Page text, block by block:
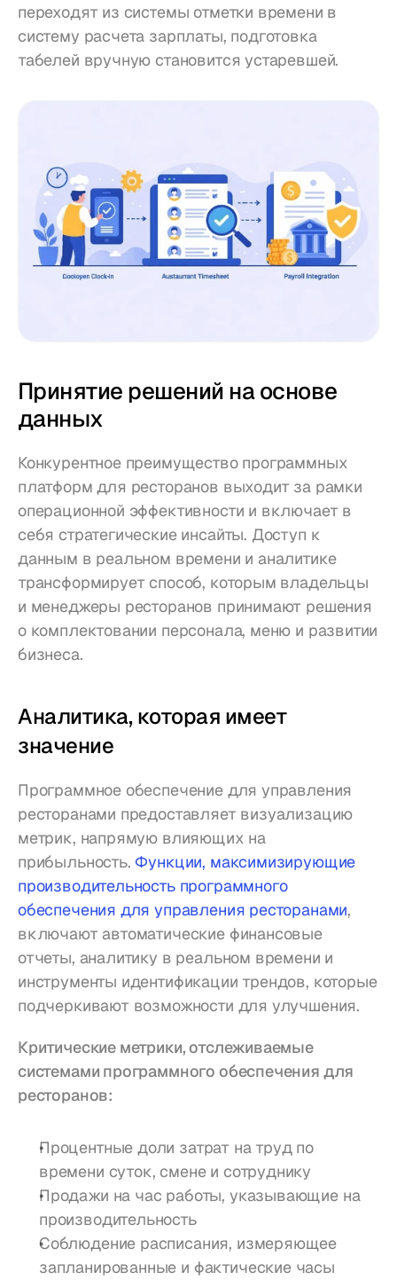
переходят из системы отметки времени в
систему расчета зарплаты, подготовка
табелей вручную становится устаревшей.
Принятие решений на основе
данных
Конкурентное преимущество программных
платформ для ресторанов выходит за рамки
операционной эффективности и включает в
себя стратегические инсайты. Доступ к
данным в реальном времени и аналитике
трансформирует способ, которым владельцы
и менеджеры ресторанов принимают решения
о комплектовании персонала, меню и развитии
бизнеса.
Аналитика, которая имеет
значение
Программное обеспечение для управления
ресторанами предоставляет визуализацию
метрик, напрямую влияющих на
прибыльность. Функции, максимизирующие
производительность программного
обеспечения для управления ресторанами,
включают автоматические финансовые
отчеты, аналитику в реальном времени и
инструменты идентификации трендов, которые
подчеркивают возможности для улучшения.
Критические метрики, отслеживаемые
системами программного обеспечения для
ресторанов:
Процентные доли затрат на труд по
времени суток, смене и сотруднику
Продажи на час работы, указывающие на
производительность
Соблюдение расписания, измеряющее
запланированные и фактические часы